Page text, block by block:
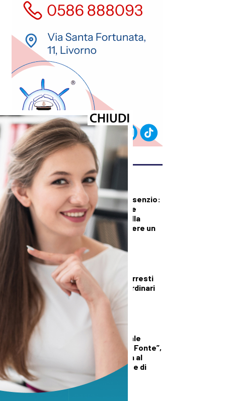
ULTIMI ARTICOLI
CRONACA
Mobilità della Valbisenzio:
Provincia di Prato e
Comuni scrivono alla
Regione per chiedere un
piano concreto di
interventi
PRIMO PIANO
Polizia a Prato, 4 arresti
nei controlli straordinari
nelle ultime due
settimane di luglio
CULTURA ED EVENTI
Biblioteca comunale
“Bartolomeo Della Fonte”,
gli orari di apertura al
pubblico per il mese di
agosto